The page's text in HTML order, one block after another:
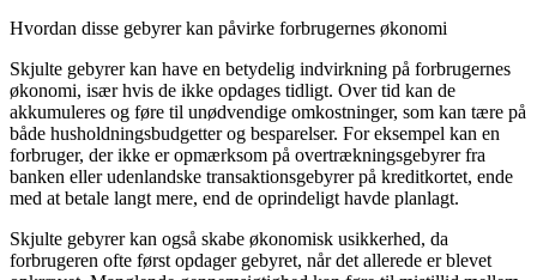
Hvordan disse gebyrer kan påvirke forbrugernes økonomi
Skjulte gebyrer kan have en betydelig indvirkning på forbrugernes
økonomi, især hvis de ikke opdages tidligt. Over tid kan de
akkumuleres og føre til unødvendige omkostninger, som kan tære på
både husholdningsbudgetter og besparelser. For eksempel kan en
forbruger, der ikke er opmærksom på overtrækningsgebyrer fra
banken eller udenlandske transaktionsgebyrer på kreditkortet, ende
med at betale langt mere, end de oprindeligt havde planlagt.
Skjulte gebyrer kan også skabe økonomisk usikkerhed, da
forbrugeren ofte først opdager gebyret, når det allerede er blevet